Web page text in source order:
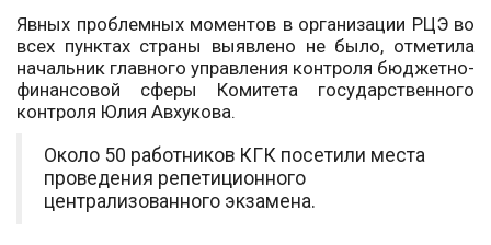
Явных проблемных моментов в организации РЦЭ во
всех пунктах страны выявлено не было, отметила
начальник главного управления контроля бюджетно-
финансовой сферы Комитета государственного
контроля Юлия Авхукова.
Около 50 работников КГК посетили места
проведения репетиционного
централизованного экзамена.